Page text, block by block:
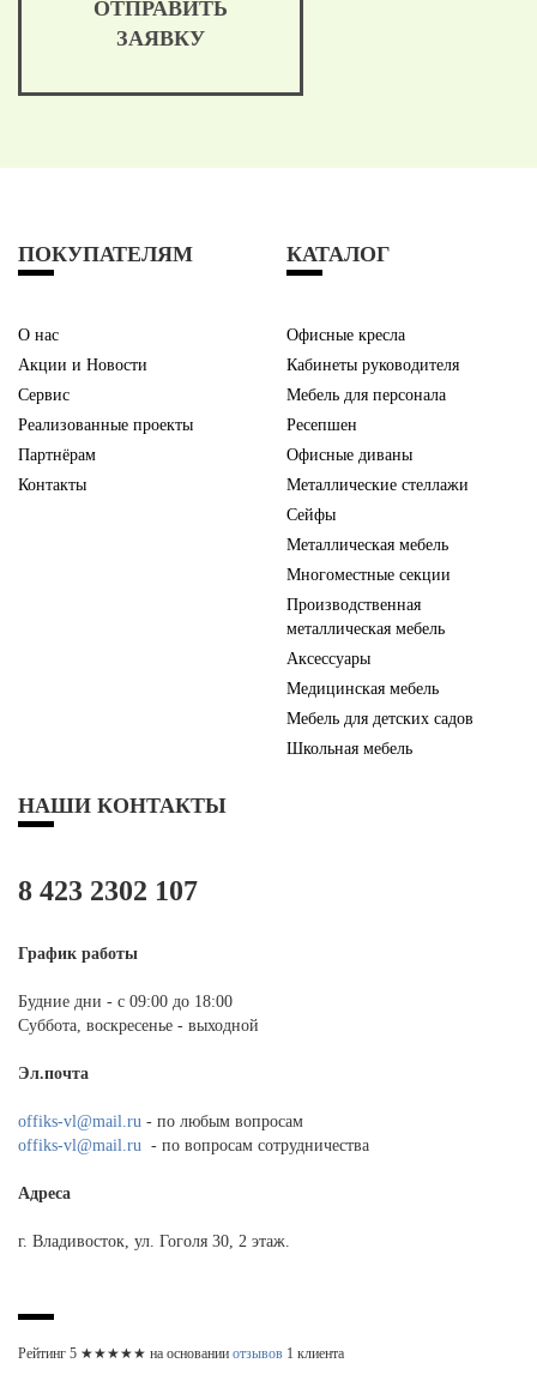
ОТПРАВИТЬ
ЗАЯВКУ
ПОКУПАТЕЛЯМ
О нас
Акции и Новости
Сервис
Реализованные проекты
Партнёрам
Контакты
КАТАЛОГ
Офисные кресла
Кабинеты руководителя
Мебель для персонала
Ресепшен
Офисные диваны
Металлические стеллажи
Сейфы
Металлическая мебель
Многоместные секции
Производственная
металлическая мебель
Аксессуары
Медицинская мебель
Мебель для детских садов
Школьная мебель
НАШИ КОНТАКТЫ
8 423 2302 107
График работы
Будние дни - с 09:00 до 18:00
Суббота, воскресенье - выходной
Эл.почта
offiks-vl@mail.ru - по любым вопросам
offiks-vl@mail.ru - по вопросам сотрудничества
Адреса
г. Владивосток, ул. Гоголя 30, 2 этаж.
Рейтинг 5 ★★★★★ на основании отзывов 1 клиента